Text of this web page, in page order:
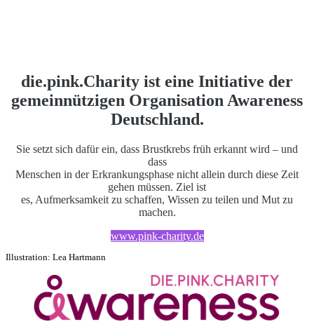
die.pink.Charity ist eine Initiative der
gemeinnützigen Organisation Awareness
Deutschland.
Sie setzt sich dafür ein, dass Brustkrebs früh erkannt wird – und
dass
Menschen in der Erkrankungsphase nicht allein durch diese Zeit
gehen müssen. Ziel ist
es, Aufmerksamkeit zu schaffen, Wissen zu teilen und Mut zu
machen.
www.pink-charity.de
Illustration: Lea Hartmann